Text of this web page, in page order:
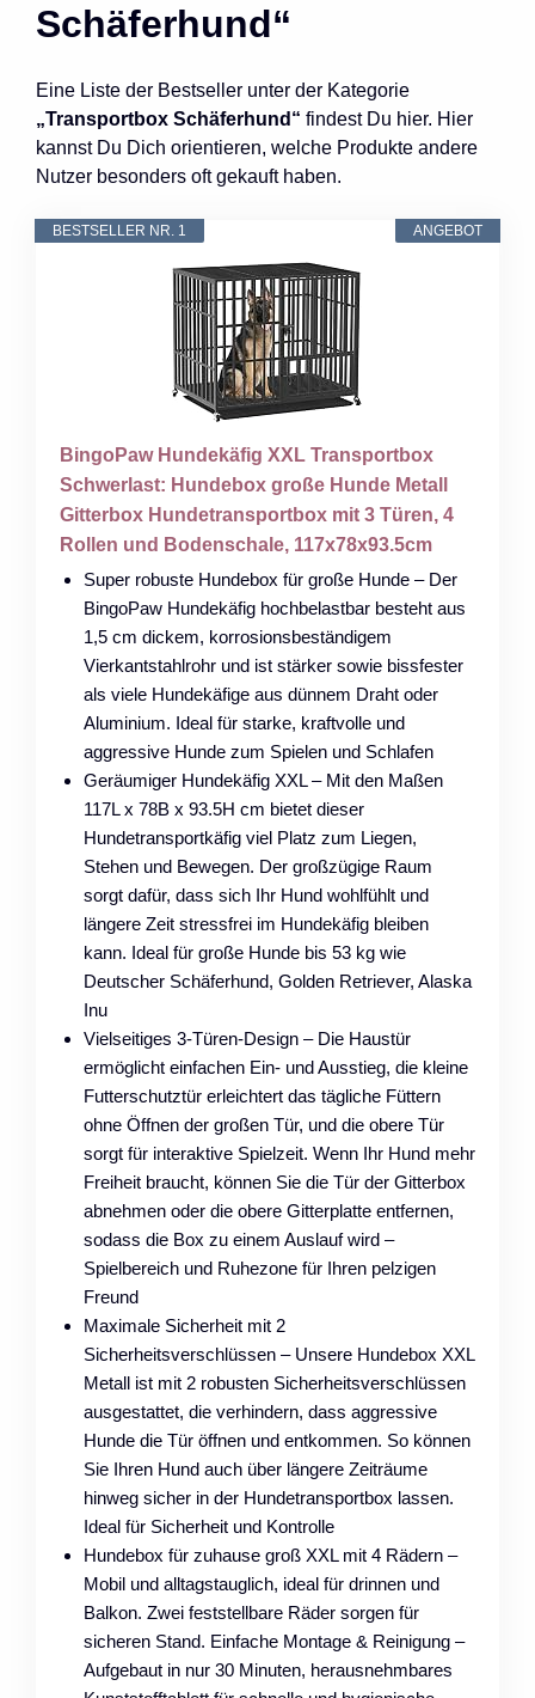
Schäferhund“
Eine Liste der Bestseller unter der Kategorie
„Transportbox Schäferhund“ findest Du hier. Hier
kannst Du Dich orientieren, welche Produkte andere
Nutzer besonders oft gekauft haben.
ANGEBOT
BESTSELLER NR. 1
BingoPaw Hundekäfig XXL Transportbox
Schwerlast: Hundebox große Hunde Metall
Gitterbox Hundetransportbox mit 3 Türen, 4
Rollen und Bodenschale, 117x78x93.5cm
Super robuste Hundebox für große Hunde – Der
BingoPaw Hundekäfig hochbelastbar besteht aus
1,5 cm dickem, korrosionsbeständigem
Vierkantstahlrohr und ist stärker sowie bissfester
als viele Hundekäfige aus dünnem Draht oder
Aluminium. Ideal für starke, kraftvolle und
aggressive Hunde zum Spielen und Schlafen
Geräumiger Hundekäfig XXL – Mit den Maßen
117L x 78B x 93.5H cm bietet dieser
Hundetransportkäfig viel Platz zum Liegen,
Stehen und Bewegen. Der großzügige Raum
sorgt dafür, dass sich Ihr Hund wohlfühlt und
längere Zeit stressfrei im Hundekäfig bleiben
kann. Ideal für große Hunde bis 53 kg wie
Deutscher Schäferhund, Golden Retriever, Alaska
Inu
Vielseitiges 3-Türen-Design – Die Haustür
ermöglicht einfachen Ein- und Ausstieg, die kleine
Futterschutztür erleichtert das tägliche Füttern
ohne Öffnen der großen Tür, und die obere Tür
sorgt für interaktive Spielzeit. Wenn Ihr Hund mehr
Freiheit braucht, können Sie die Tür der Gitterbox
abnehmen oder die obere Gitterplatte entfernen,
sodass die Box zu einem Auslauf wird –
Spielbereich und Ruhezone für Ihren pelzigen
Freund
Maximale Sicherheit mit 2
Sicherheitsverschlüssen – Unsere Hundebox XXL
Metall ist mit 2 robusten Sicherheitsverschlüssen
ausgestattet, die verhindern, dass aggressive
Hunde die Tür öffnen und entkommen. So können
Sie Ihren Hund auch über längere Zeiträume
hinweg sicher in der Hundetransportbox lassen.
Ideal für Sicherheit und Kontrolle
Hundebox für zuhause groß XXL mit 4 Rädern –
Mobil und alltagstauglich, ideal für drinnen und
Balkon. Zwei feststellbare Räder sorgen für
sicheren Stand. Einfache Montage & Reinigung –
Aufgebaut in nur 30 Minuten, herausnehmbares